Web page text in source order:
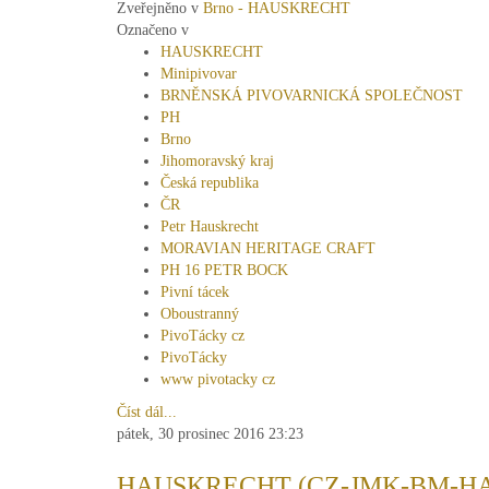
Zveřejněno v Brno - HAUSKRECHT
Označeno v
HAUSKRECHT
Minipivovar
BRNĚNSKÁ PIVOVARNICKÁ SPOLEČNOST
PH
Brno
Jihomoravský kraj
Česká republika
ČR
Petr Hauskrecht
MORAVIAN HERITAGE CRAFT
PH 16 PETR BOCK
Pivní tácek
Oboustranný
PivoTácky cz
PivoTácky
www pivotacky cz
Číst dál...
pátek, 30 prosinec 2016 23:23